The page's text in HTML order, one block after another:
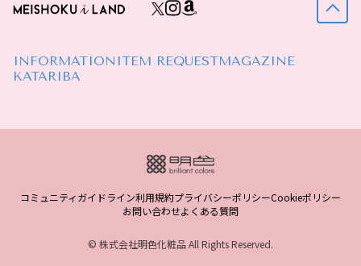
INFORMATION ITEM REQUESTMAGAZINE
KATARIBA
コミュニティガイドライン利用規約プライバシーポリシーCookieポリシー
お問い合わせよくある質問
© 株式会社明色化粧品 All Rights Reserved.